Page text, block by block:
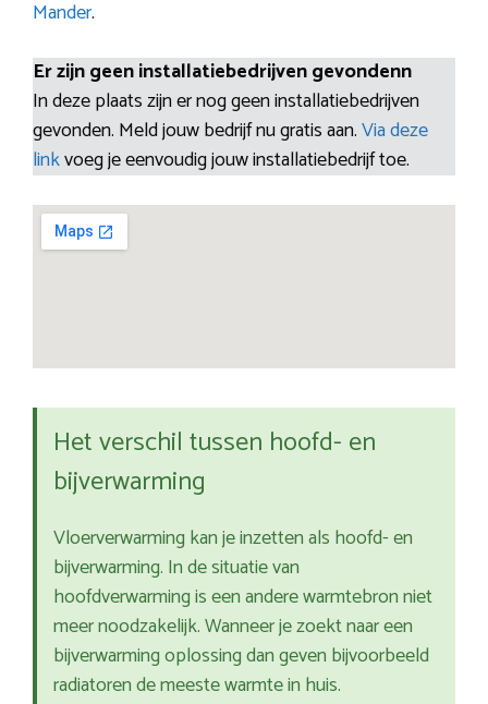
Mander.
Er zijn geen installatiebedrijven gevondenn
In deze plaats zijn er nog geen installatiebedrijven
gevonden. Meld jouw bedrijf nu gratis aan.Via deze
linkvoeg je eenvoudig jouw installatiebedrijf toe.
Het verschil tussen hoofd- en
bijverwarming
Vloerverwarming kan je inzetten als hoofd- en
bijverwarming. In de situatie van
hoofdverwarming is een andere warmtebron niet
meer noodzakelijk. Wanneer je zoekt naar een
bijverwarming oplossing dan geven bijvoorbeeld
radiatoren de meeste warmte in huis.